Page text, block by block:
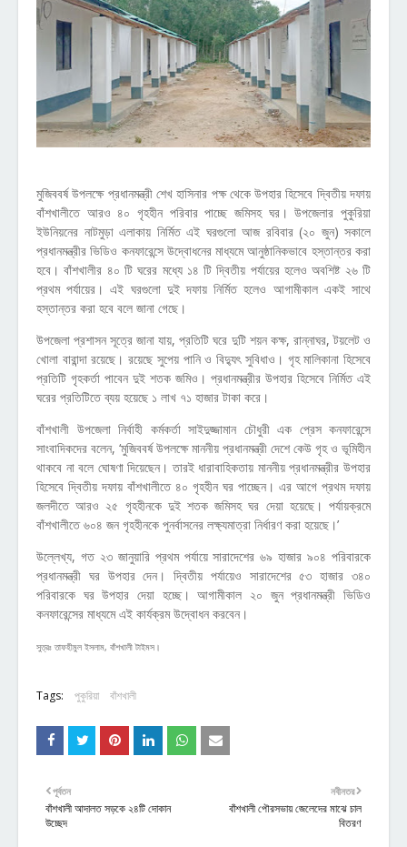
মুজিববর্ষ উপলক্ষে প্রধানমন্ত্রী শেখ হাসিনার পক্ষ থেকে উপহার হিসেবে দ্বিতীয় দফায়
বাঁশখালীতে আরও ৪০ গৃহহীন পরিবার পাচ্ছে জমিসহ ঘর। উপজেলার পুকুরিয়া
ইউনিয়নের নাটমুড়া এলাকায় নির্মিত এই ঘরগুলো আজ রবিবার (২০ জুন) সকালে
প্রধানমন্ত্রীর ভিডিও কনফারেন্সে উদ্বোধনের মাধ্যমে আনুষ্ঠানিকভাবে হস্তান্তর করা
হবে। বাঁশখালীর ৪০ টি ঘরের মধ্যে ১৪ টি দ্বিতীয় পর্যায়ের হলেও অবশিষ্ট ২৬ টি
প্রথম পর্যায়ের। এই ঘরগুলো দুই দফায় নির্মিত হলেও আগামীকাল একই সাথে
হস্তান্তর করা হবে বলে জানা গেছে।
উপজেলা প্রশাসন সূত্রে জানা যায়, প্রতিটি ঘরে দুটি শয়ন কক্ষ, রান্নাঘর, টয়লেট ও
খোলা বারান্দা রয়েছে। রয়েছে সুপেয় পানি ও বিদ্যুৎ সুবিধাও। গৃহ মালিকানা হিসেবে
প্রতিটি গৃহকর্তা পাবেন দুই শতক জমিও। প্রধানমন্ত্রীর উপহার হিসেবে নির্মিত এই
ঘরের প্রতিটিতে ব্যয় হয়েছে ১ লাখ ৭১ হাজার টাকা করে।
বাঁশখালী উপজেলা নির্বাহী কর্মকর্তা সাইদুজ্জামান চৌধুরী এক প্রেস কনফারেন্সে
সাংবাদিকদের বলেন, ‘মুজিববর্ষ উপলক্ষে মাননীয় প্রধানমন্ত্রী দেশে কেউ গৃহ ও ভূমিহীন
থাকবে না বলে ঘোষণা দিয়েছেন। তারই ধারাবাহিকতায় মাননীয় প্রধানমন্ত্রীর উপহার
হিসেবে দ্বিতীয় দফায় বাঁশখালীতে ৪০ গৃহহীন ঘর পাচ্ছেন। এর আগে প্রথম দফায়
জলদীতে আরও ২৫ গৃহহীনকে দুই শতক জমিসহ ঘর দেয়া হয়েছে। পর্যায়ক্রমে
বাঁশখালীতে ৬০৪ জন গৃহহীনকে পুনর্বাসনের লক্ষ্যমাত্রা নির্ধারণ করা হয়েছে।’
উল্লেখ্য, গত ২৩ জানুয়ারি প্রথম পর্যায়ে সারাদেশের ৬৯ হাজার ৯০৪ পরিবারকে
প্রধানমন্ত্রী ঘর উপহার দেন। দ্বিতীয় পর্যায়েও সারাদেশের ৫৩ হাজার ৩৪০
পরিবারকে ঘর উপহার দেয়া হচ্ছে। আগামীকাল ২০ জুন প্রধানমন্ত্রী ভিডিও
কনফারেন্সের মাধ্যমে এই কার্যক্রম উদ্বোধন করবেন।
সুত্রঃ তাফহীমুল ইসলাম, বাঁশখালী টাইমস।
Tags: পুকুরিয়া বাঁশখালী
নবীনতর
বাঁশখালী পৌরসভায় জেলেদের মাঝে চাল
বিতরণ
পূর্বতন
বাঁশখালী আদালত সড়কে ২৪টি দোকান
উচ্ছেদ